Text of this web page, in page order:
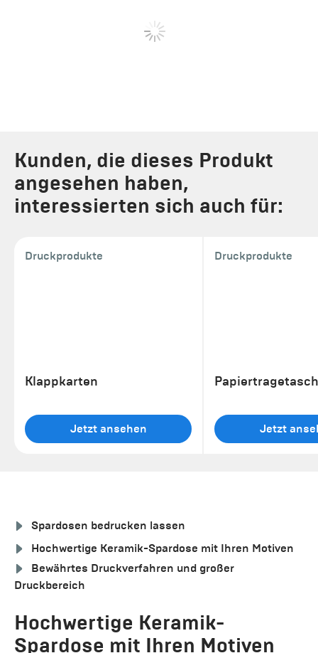
Kunden, die dieses Produkt
angesehen haben,
interessierten sich auch für:
Druckprodukte
Klappkarten
Jetzt ansehen
Druckprodukte
Jetzt
Spardosen bedrucken lassen
Hochwertige Keramik-Spardose mit Ihren Motiven
Bewährtes Druckverfahren und großer
Druckbereich
Hochwertige Keramik-
Spardose mit Ihren Motiven